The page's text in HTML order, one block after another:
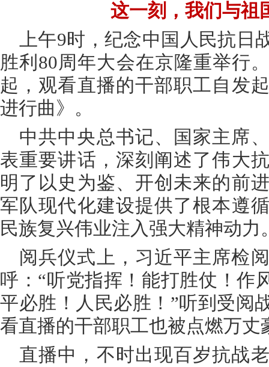
这一刻，我们与祖
上午9时，纪念中国人民抗日
胜利80周年大会在京隆重举行
起，观看直播的干部职工自发
进行曲》。
中共中央总书记、国家主席
表重要讲话，深刻阐述了伟大
明了以史为鉴、开创未来的前
军队现代化建设提供了根本遵
民族复兴伟业注入强大精神动力
阅兵仪式上，习近平主席检
呼：“听党指挥！能打胜仗！作
平必胜！人民必胜！”听到受阅
看直播的干部职工也被点燃万丈
直播中，不时出现百岁抗战